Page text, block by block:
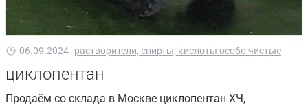
06.09.2024 растворители, спирты, кислоты особо чистые
циклопентан
Продаём со склада в Москве циклопентан ХЧ,